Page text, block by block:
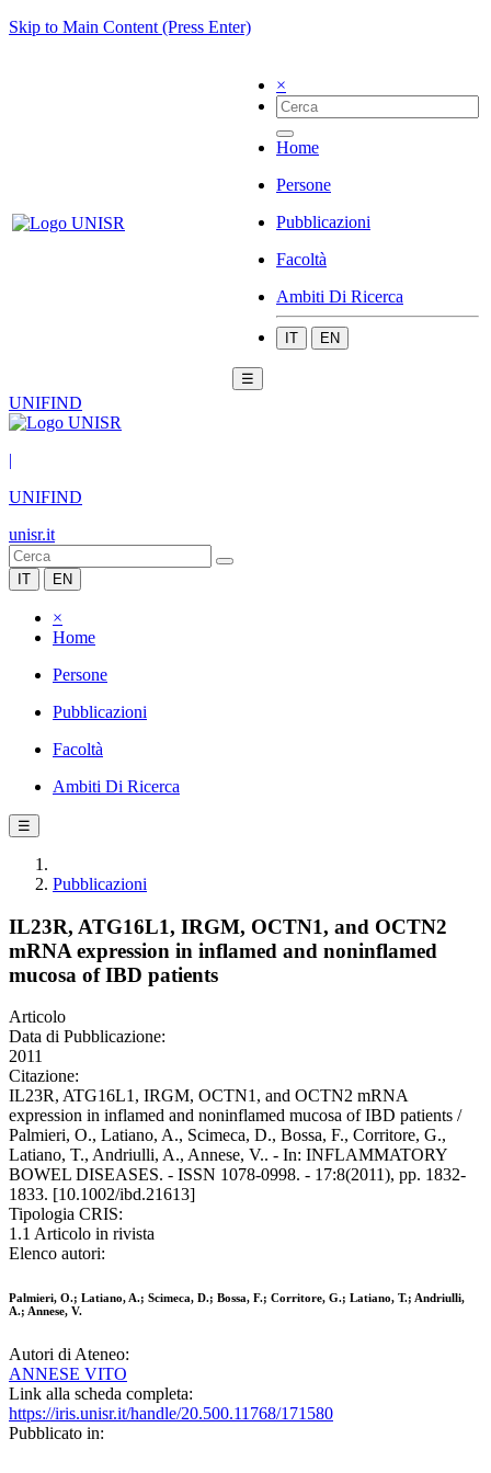
Skip to Main Content (Press Enter)
×
Home
Persone
Pubblicazioni
Facoltà
Ambiti Di Ricerca
IT EN
☰
UNIFIND
|
UNIFIND
unisr.it
IT EN
×
Home
Persone
Pubblicazioni
Facoltà
Ambiti Di Ricerca
☰
Pubblicazioni
IL23R, ATG16L1, IRGM, OCTN1, and OCTN2
mRNA expression in inflamed and noninflamed
mucosa of IBD patients
Articolo
Data di Pubblicazione:
2011
Citazione:
IL23R, ATG16L1, IRGM, OCTN1, and OCTN2 mRNA
expression in inflamed and noninflamed mucosa of IBD patients /
Palmieri, O., Latiano, A., Scimeca, D., Bossa, F., Corritore, G.,
Latiano, T., Andriulli, A., Annese, V.. - In: INFLAMMATORY
BOWEL DISEASES. - ISSN 1078-0998. - 17:8(2011), pp. 1832-
1833. [10.1002/ibd.21613]
Tipologia CRIS:
1.1 Articolo in rivista
Elenco autori:
Palmieri, O.; Latiano, A.; Scimeca, D.; Bossa, F.; Corritore, G.; Latiano, T.; Andriulli,
A.; Annese, V.
Autori di Ateneo:
ANNESE VITO
Link alla scheda completa:
https://iris.unisr.it/handle/20.500.11768/171580
Pubblicato in: